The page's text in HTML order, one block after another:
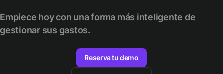
Empiece hoy con una forma más inteligente de
gestionar sus gastos.
Reserva tu demo